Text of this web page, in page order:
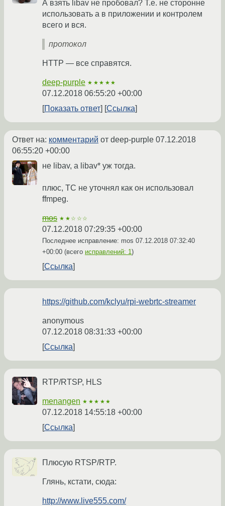
А взять libav не пробовал? Т.е. не сторонне
использовать а в приложении и контролем
всего и вся.
протокол
HTTP — все справятся.
deep-purple ★★★★★
07.12.2018 06:55:20 +00:00
Показать ответ
Ссылка
Ответ на: комментарий от deep-purple 07.12.2018
06:55:20 +00:00
не libav, а libav* уж тогда.
плюс, ТС не уточнял как он использовал
ffmpeg.
mos ★★☆☆☆
07.12.2018 07:29:35 +00:00
Последнее исправление: mos 07.12.2018 07:32:40
+00:00 (всего исправлений: 1)
Ссылка
https://github.com/kclyu/rpi-webrtc-streamer
anonymous
07.12.2018 08:31:33 +00:00
Ссылка
RTP/RTSP, HLS
menangen ★★★★★
07.12.2018 14:55:18 +00:00
Ссылка
Плюсую RTSP/RTP.
Глянь, кстати, сюда:
http://www.live555.com/